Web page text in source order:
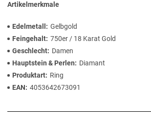
Artikelmerkmale
Edelmetall
Gelbgold
Feingehalt 750er / 18 Karat Gold
Geschlecht
Damen
Hauptstein & Perlen
Diamant
Produktart
Ring
EAN
4053642673091